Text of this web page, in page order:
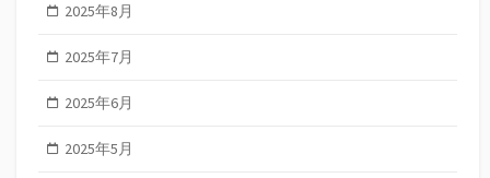
2025年8月
2025年7月
2025年6月
2025年5月